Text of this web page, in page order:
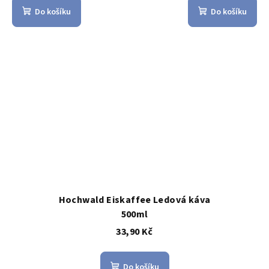
Do košíku Do košíku
Hochwald Eiskaffee Ledová káva
500ml
33,90 Kč